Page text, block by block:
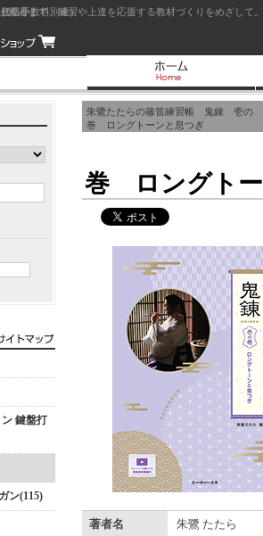
級者まで、練習や上達を応援する教材づくりをめざし
鍵盤打
ン(115)
朱鷺たたらの篠笛練習帳 鬼錬 壱の
巻 ロングトーンと息つぎ
巻 ロングト
著者名 朱鷺 たたら
払い）
引手数料別途）